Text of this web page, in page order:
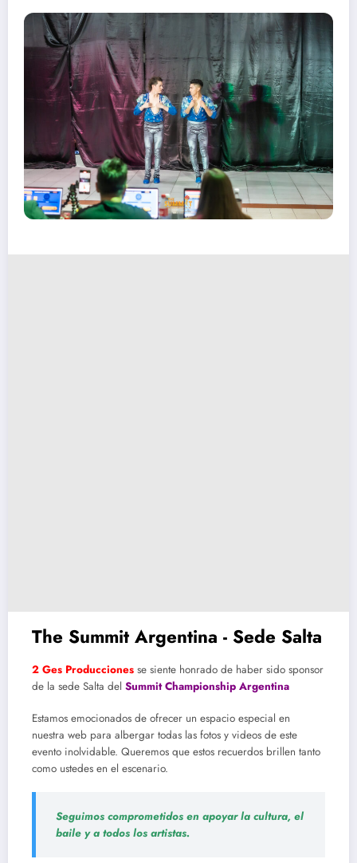
The Summit Argentina - Sede Salta
2 Ges Producciones se siente honrado de haber sido sponsor
de la sede Salta del Summit Championship Argentina
Estamos emocionados de ofrecer un espacio especial en
nuestra web para albergar todas las fotos y videos de este
evento inolvidable. Queremos que estos recuerdos brillen tanto
como ustedes en el escenario.
Seguimos comprometidos en apoyar la cultura, el
baile y a todos los artistas.